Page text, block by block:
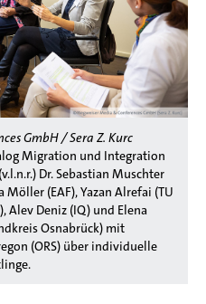
GmbH / Sera Z. Kurc
Migration und Integration
Dr. Sebastian Muschter
(EAF), Yazan Alrefai (TU
Alev Deniz (IQ) und Elena
Osnabrück) mit
(ORS) über individuelle